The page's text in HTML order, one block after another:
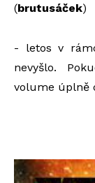
(brutusáček)
- letos v
nevyšlo.
volume úplně